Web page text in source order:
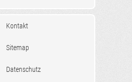
Kontakt
Sitemap
Datenschutz